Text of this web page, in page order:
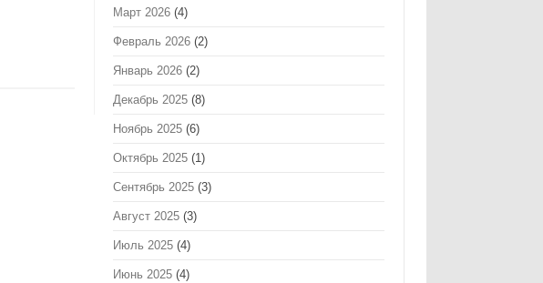
Март 2026 (4)
Февраль 2026 (2)
Январь 2026 (2)
Декабрь 2025 (8)
Ноябрь 2025 (6)
Октябрь 2025 (1)
Сентябрь 2025 (3)
Август 2025 (3)
Июль 2025 (4)
Июнь 2025 (4)